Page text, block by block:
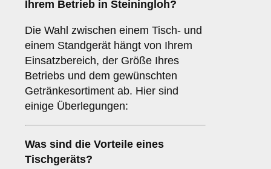
Ihrem Betrieb in Steiningloh?
Die Wahl zwischen einem Tisch- und
einem Standgerät hängt von Ihrem
Einsatzbereich, der Größe Ihres
Betriebs und dem gewünschten
Getränkesortiment ab. Hier sind
einige Überlegungen:
Was sind die Vorteile eines
Tischgeräts?